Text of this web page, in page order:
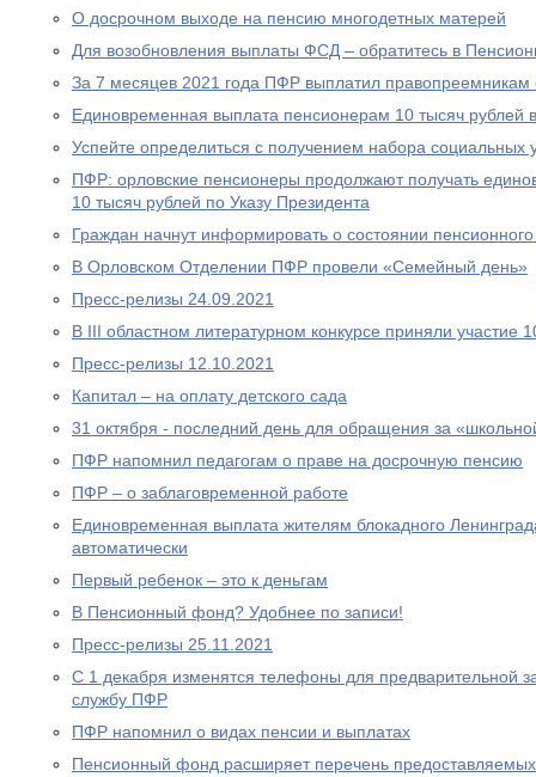
О досрочном выходе на пенсию многодетных матерей
Для возобновления выплаты ФСД – обратитесь в
За 7 месяцев 2021 года ПФР выплатил
Единовременная выплата пенсионерам 10 тысяч рублей
Успейте определиться с получением набора социальных
ПФР: орловские пенсионеры продолжают получать
10 тысяч рублей по Указу Президента
Граждан начнут информировать о состоянии
В Орловском Отделении ПФР провели «Семейный день»
Пресс-релизы 24.09.2021
В III областном литературном конкурсе приняли участие
Пресс-релизы 12.10.2021
Капитал – на оплату детского сада
31 октября - последний день для обращения за
ПФР напомнил педагогам о праве на досрочную пенсию
ПФР – о заблаговременной работе
Единовременная выплата жителям блокадного
автоматически
Первый ребенок – это к деньгам
В Пенсионный фонд? Удобнее по записи!
Пресс-релизы 25.11.2021
С 1 декабря изменятся телефоны для предварительной
службу ПФР
ПФР напомнил о видах пенсии и выплатах
Пенсионный фонд расширяет перечень